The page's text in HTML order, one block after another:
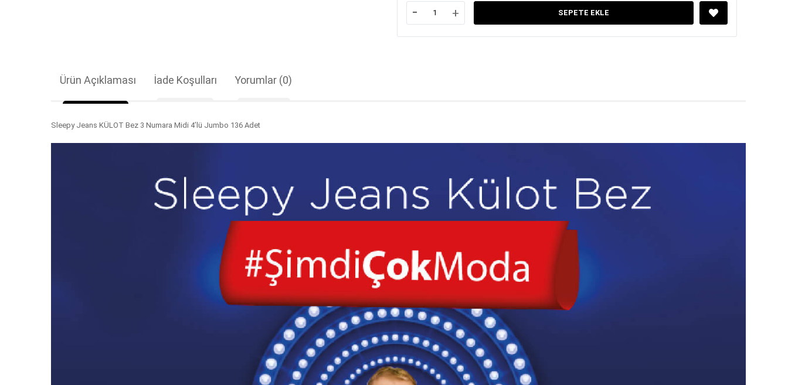
- + SEPETE EKLE
Yorumlar (0)
Ürün Açıklaması İade Koşulları
Sleepy Jeans KÜLOT Bez 3 Numara Midi 4’lü Jumbo 136 Adet